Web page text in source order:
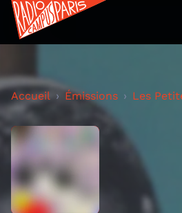
Accueil Émissions Les